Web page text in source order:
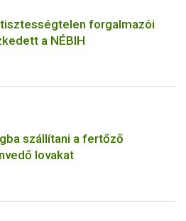
forgalmazói
a NÉBIH
szállítani a fertőző
lovakat